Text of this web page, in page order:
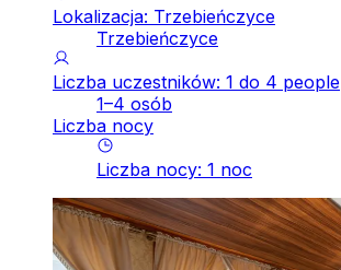
Lokalizacja: Trzebieńczyce
Trzebieńczyce
Liczba uczestników: 1 do 4 people
1–4 osób
Liczba nocy
Liczba nocy: 1 noc